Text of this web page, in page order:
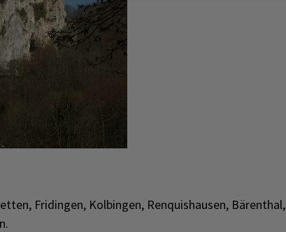
Fridingen, Kolbingen, Renquishausen, Bärenthal,